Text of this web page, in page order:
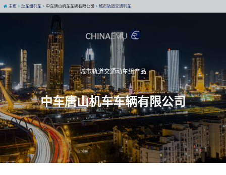
城市轨道交通动车组产品
中车唐山机车车辆有限公司
主页 动车组列车 中车唐山机车车辆有限公司 城市轨道交通列车